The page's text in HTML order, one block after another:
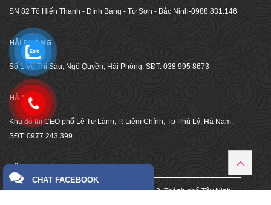
CHAT FACEBOOK
SN 82 Tô Hiến Thành - Đình Bảng - Từ Sơn - Bắc Ninh-0988.831.146
HẢI PHÒNG
Số 1 Võ Thị Sáu, Ngô Quyền, Hải Phòng. SĐT: 038 995 8673
HÀ NAM
Khu đô thị CEO phố Lê Tư Lành, P. Liêm Chính, Tp Phủ Lý, Hà Nam.
SĐT: 0977 243 399
130 đường Ngô Gia Tự, Khu phố 2, Phường 2, Thành phố Tây Ninh,